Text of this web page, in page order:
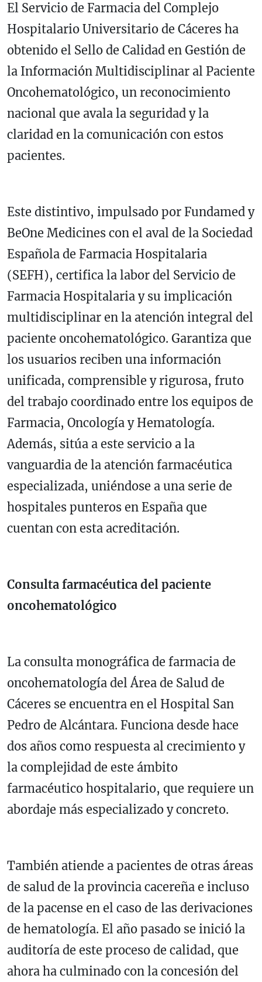
El Servicio de Farmacia del Complejo
Hospitalario Universitario de Cáceres ha
obtenido el Sello de Calidad en Gestión de
la Información Multidisciplinar al Paciente
Oncohematológico, un reconocimiento
nacional que avala la seguridad y la
claridad en la comunicación con estos
pacientes.
Este distintivo, impulsado por Fundamed y
BeOne Medicines con el aval de la Sociedad
Española de Farmacia Hospitalaria
(SEFH), certifica la labor del Servicio de
Farmacia Hospitalaria y su implicación
multidisciplinar en la atención integral del
paciente oncohematológico. Garantiza que
los usuarios reciben una información
unificada, comprensible y rigurosa, fruto
del trabajo coordinado entre los equipos de
Farmacia, Oncología y Hematología.
Además, sitúa a este servicio a la
vanguardia de la atención farmacéutica
especializada, uniéndose a una serie de
hospitales punteros en España que
cuentan con esta acreditación.
Consulta farmacéutica del paciente
oncohematológico
La consulta monográfica de farmacia de
oncohematología del Área de Salud de
Cáceres se encuentra en el Hospital San
Pedro de Alcántara. Funciona desde hace
dos años como respuesta al crecimiento y
la complejidad de este ámbito
farmacéutico hospitalario, que requiere un
abordaje más especializado y concreto.
También atiende a pacientes de otras áreas
de salud de la provincia cacereña e incluso
de la pacense en el caso de las derivaciones
de hematología. El año pasado se inició la
auditoría de este proceso de calidad, que
ahora ha culminado con la concesión del